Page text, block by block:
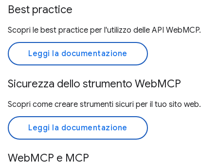
Best practice
Scopri le best practice per l'utilizzo delle API WebMCP.
Leggi la documentazione
Sicurezza dello strumento WebMCP
Scopri come creare strumenti sicuri per il tuo sito web.
Leggi la documentazione
WebMCP e MCP